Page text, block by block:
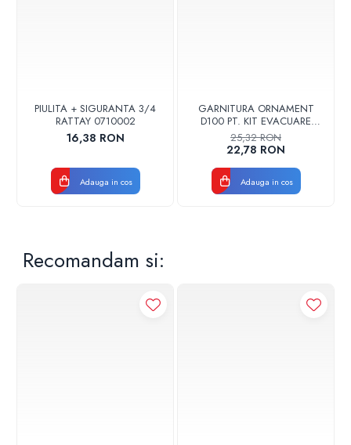
PIULITA + SIGURANTA 3/4
RATTAY 0710002
16,38 RON
Adauga in cos
GARNITURA ORNAMENT
D100 PT. KIT EVACUARE
CENTRALA FGGE100
25,32 RON
22,78 RON
Adauga in cos
Recomandam si: